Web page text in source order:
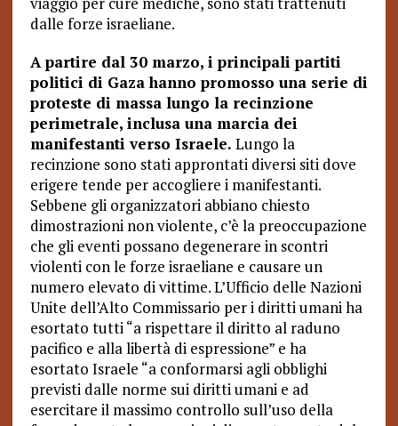
dalle forze israeliane.
A partire dal 30 marzo, i principali partiti
politici di Gaza hanno promosso una serie di
proteste di massa lungo la recinzione
perimetrale, inclusa una marcia dei
manifestanti verso Israele. Lungo la
recinzione sono stati approntati diversi siti dove
erigere tende per accogliere i manifestanti.
Sebbene gli organizzatori abbiano chiesto
dimostrazioni non violente, c’è la preoccupazione
che gli eventi possano degenerare in scontri
violenti con le forze israeliane e causare un
numero elevato di vittime. L’Ufficio delle Nazioni
Unite dell’Alto Commissario per i diritti umani ha
esortato tutti “a rispettare il diritto al raduno
pacifico e alla libertà di espressione” e ha
esortato Israele “a conformarsi agli obblighi
previsti dalle norme sui diritti umani e ad
esercitare il massimo controllo sull’uso della